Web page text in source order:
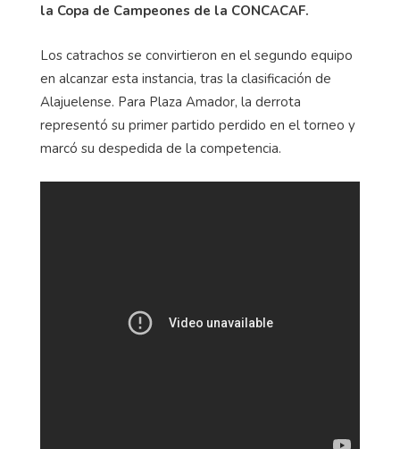
la Copa de Campeones de la CONCACAF.
Los catrachos se convirtieron en el segundo equipo
en alcanzar esta instancia, tras la clasificación de
Alajuelense. Para Plaza Amador, la derrota
representó su primer partido perdido en el torneo y
marcó su despedida de la competencia.